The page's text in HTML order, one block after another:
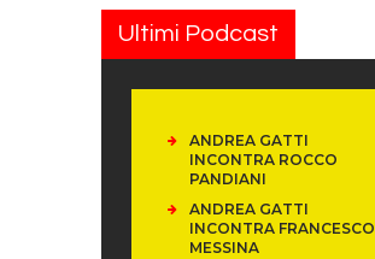
Ultimi Podcast
ANDREA GATTI
INCONTRA ROCCO
PANDIANI
ANDREA GATTI
INCONTRA FRANCESCO
MESSINA